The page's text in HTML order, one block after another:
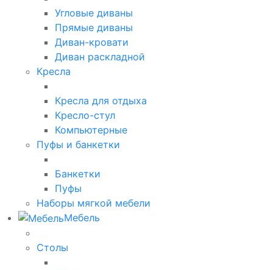
Угловые диваны
Прямые диваны
Диван-кровати
Диван раскладной
Кресла
Кресла для отдыха
Кресло-стул
Компьютерные
Пуфы и банкетки
Банкетки
Пуфы
Наборы мягкой мебели
Мебель
Столы